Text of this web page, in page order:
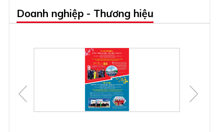
Doanh nghiệp - Thương hiệu